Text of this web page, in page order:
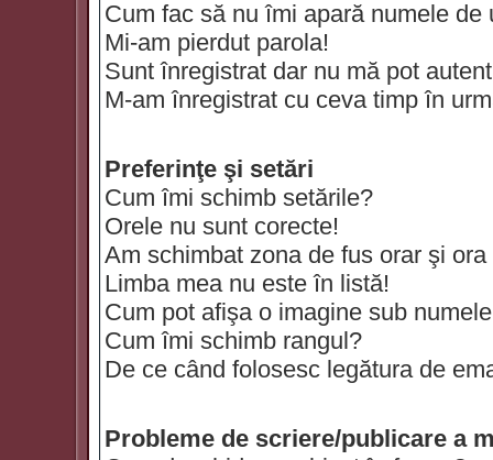
Cum fac să nu îmi apară numele
Mi-am pierdut parola!
Sunt înregistrat dar nu mă pot
M-am înregistrat cu ceva timp în
Preferinţe şi setări
Cum îmi schimb setările?
Orele nu sunt corecte!
Am schimbat zona de fus orar şi
Limba mea nu este în listă!
Cum pot afişa o imagine sub
Cum îmi schimb rangul?
De ce când folosesc legătura de
Probleme de scriere/publicare a